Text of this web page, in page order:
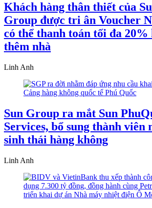
Khách hàng thân thiết của
Group được tri ân Voucher
có thể thanh toán tối đa
thêm nhà
Linh Anh
Sun Group ra mắt Sun
Services, bổ sung thành viên
sinh thái hàng không
Linh Anh